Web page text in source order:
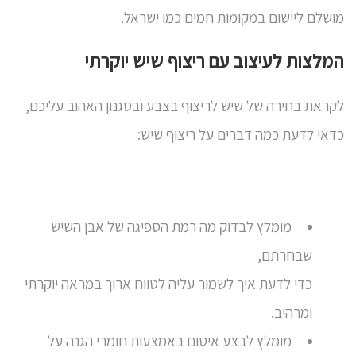
מושלם ליישום במקומות חמים כמו ישראל.
המלצות לעיצוב עם ריצוף שיש יוקרתי
לקראת בחירה של שיש לריצוף בצבע ובסגנון האהוב עליכם,
כדאי לדעת כמה דברים על ריצוף שיש:
מומלץ לבדוק מה רמת הספיגה של אבן השיש
שבחרתם,
כדי לדעת איך לשמור עליה לטווח ארוך במראה יוקרתי
ומרהיב.
מומלץ לבצע איטום באמצעות חומרי הגנה על